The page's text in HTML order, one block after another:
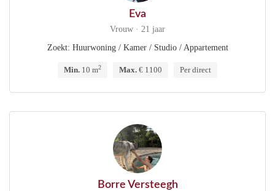
Eva
Vrouw · 21 jaar
Zoekt: Huurwoning / Kamer / Studio / Appartement
Min. 10 m2 Max. € 1100 Per direct
Borre Versteegh